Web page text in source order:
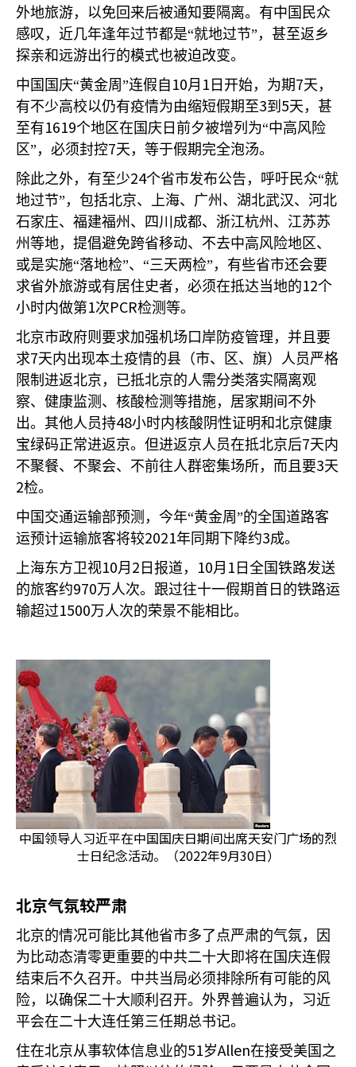
外地旅游，以免回来后被通知要隔离。有中国民众
感叹，近几年逢年过节都是“就地过节”，甚至返乡
探亲和远游出行的模式也被迫改变。
中国国庆“黄金周”连假自 10月 1 日开始，为期7天，
有不少高校以仍有疫情为由缩短假期至3到 5天，甚
至有1619个地区在国庆日前夕被增列为“中高风险
区”，必须封控7天，等于假期完全泡汤。
除此之外，有至少24个省市发布公告，呼吁民众“就
地过节”，包括北京、上海、广州、湖北武汉、河北
石家庄、福建福州、四川成都、浙江杭州、江苏苏
州等地，提倡避免跨省移动、不去中高风险地区、
或是实施“落地检”、“三天两检”，有些省市还会要
求省外旅游或有居住史者，必须在抵达当地的12个
小时内做第1次PCR检测等。
北京市政府则要求加强机场口岸防疫管理，并且要
求7天内出现本土疫情的县（市、区、旗）人员严格
限制进返北京，已抵北京的人需分类落实隔离观
察、健康监测、核酸检测等措施，居家期间不外
出。其他人员持48小时内核酸阴性证明和北京健康
宝绿码正常进返京。但进返京人员在抵北京后7天内
不聚餐、不聚会、不前往人群密集场所，而且要3天
2检。
中国交通运输部预测，今年“黄金周”的全国道路客
运预计运输旅客将较2021年同期下降约3成。
上海东方卫视10月 2 日报道， 10月 1 日全国铁路发送
的旅客约970万人次。跟过往十一假期首日的铁路运
输超过1500万人次的荣景不能相比。
中国领导人习近平在中国国庆日期间出席天安门广场的烈
士日纪念活动。（2022年9月30日）
北京气氛较严肃
北京的情况可能比其他省市多了点严肃的气氛，因
为比动态清零更重要的中共二十大即将在国庆连假
结束后不久召开。中共当局必须排除所有可能的风
险，以确保二十大顺利召开。外界普遍认为，习近
平会在二十大连任第三任期总书记。
住在北京从事软体信息业的51岁Allen在接受美国之